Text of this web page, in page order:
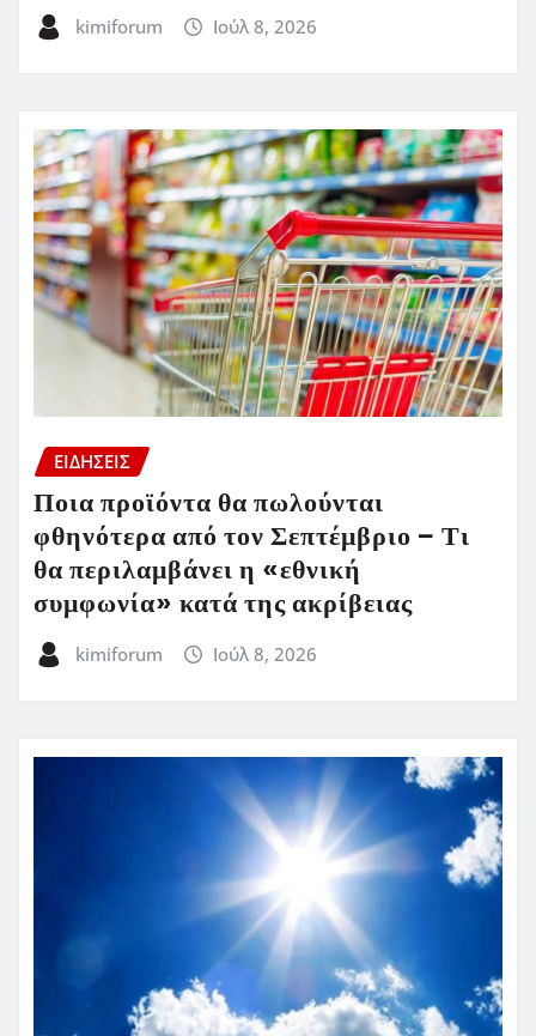
kimiforum Ιούλ 8, 2026
ΕΙΔΗΣΕΙΣ
Ποια προϊόντα θα πωλούνται
φθηνότερα από τον Σεπτέμβριο – Τι
θα περιλαμβάνει η «εθνική
συμφωνία» κατά της ακρίβειας
kimiforum Ιούλ 8, 2026